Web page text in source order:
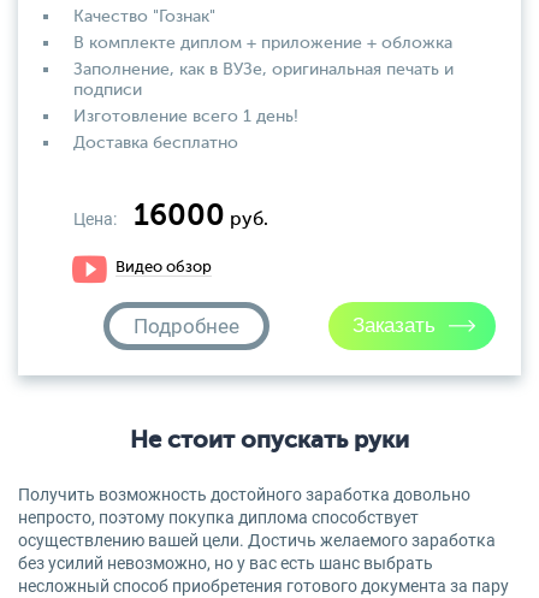
Качество "Гознак"
В комплекте диплом + приложение + обложка
Заполнение, как в ВУЗе, оригинальная печать и
подписи
Изготовление всего 1 день!
Доставка бесплатно
Цена: 16000 руб.
Видео обзор
Подробнее
Не стоит опускать руки
Получить возможность достойного заработка довольно
непросто, поэтому покупка диплома способствует
осуществлению вашей цели. Достичь желаемого заработка
без усилий невозможно, но у вас есть шанс выбрать
несложный способ приобретения готового документа за пару